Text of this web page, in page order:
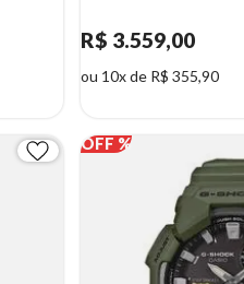
R$ 3.559,00
ou 10x de R$ 355,90